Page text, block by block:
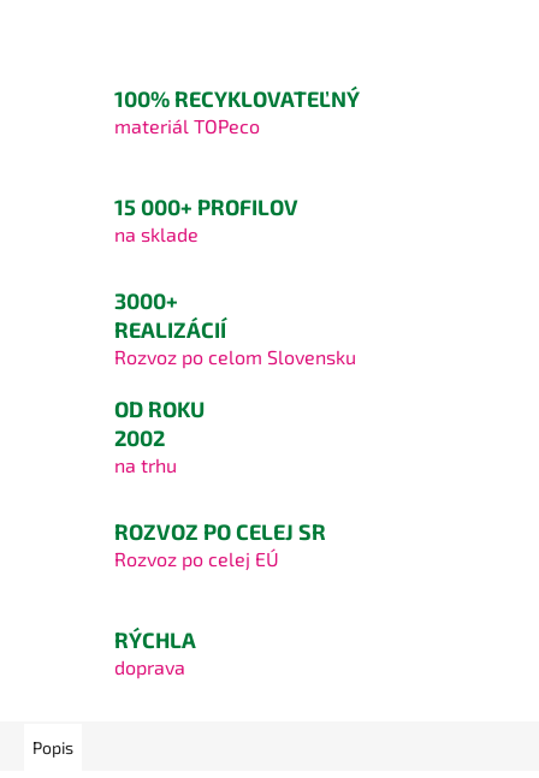
100% RECYKLOVATEĽNÝ
materiál TOPeco
15 000+ PROFILOV
na sklade
3000+
REALIZÁCIÍ
Rozvoz po celom Slovensku
OD ROKU
2002
na trhu
ROZVOZ PO CELEJ SR
Rozvoz po celej EÚ
RÝCHLA
doprava
Popis